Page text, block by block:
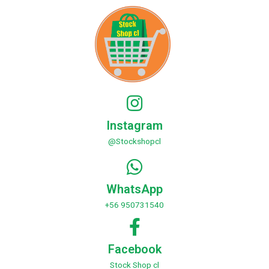
Instagram
@Stockshopcl
WhatsApp
+56 950731540
Facebook
Stock Shop cl